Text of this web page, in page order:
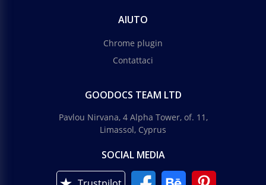
AIUTO
Chrome plugin
Contattaci
GOODOCS TEAM LTD
Pavlou Nirvana, 4 Alpha Tower, of. 11,
Limassol, Cyprus
SOCIAL MEDIA